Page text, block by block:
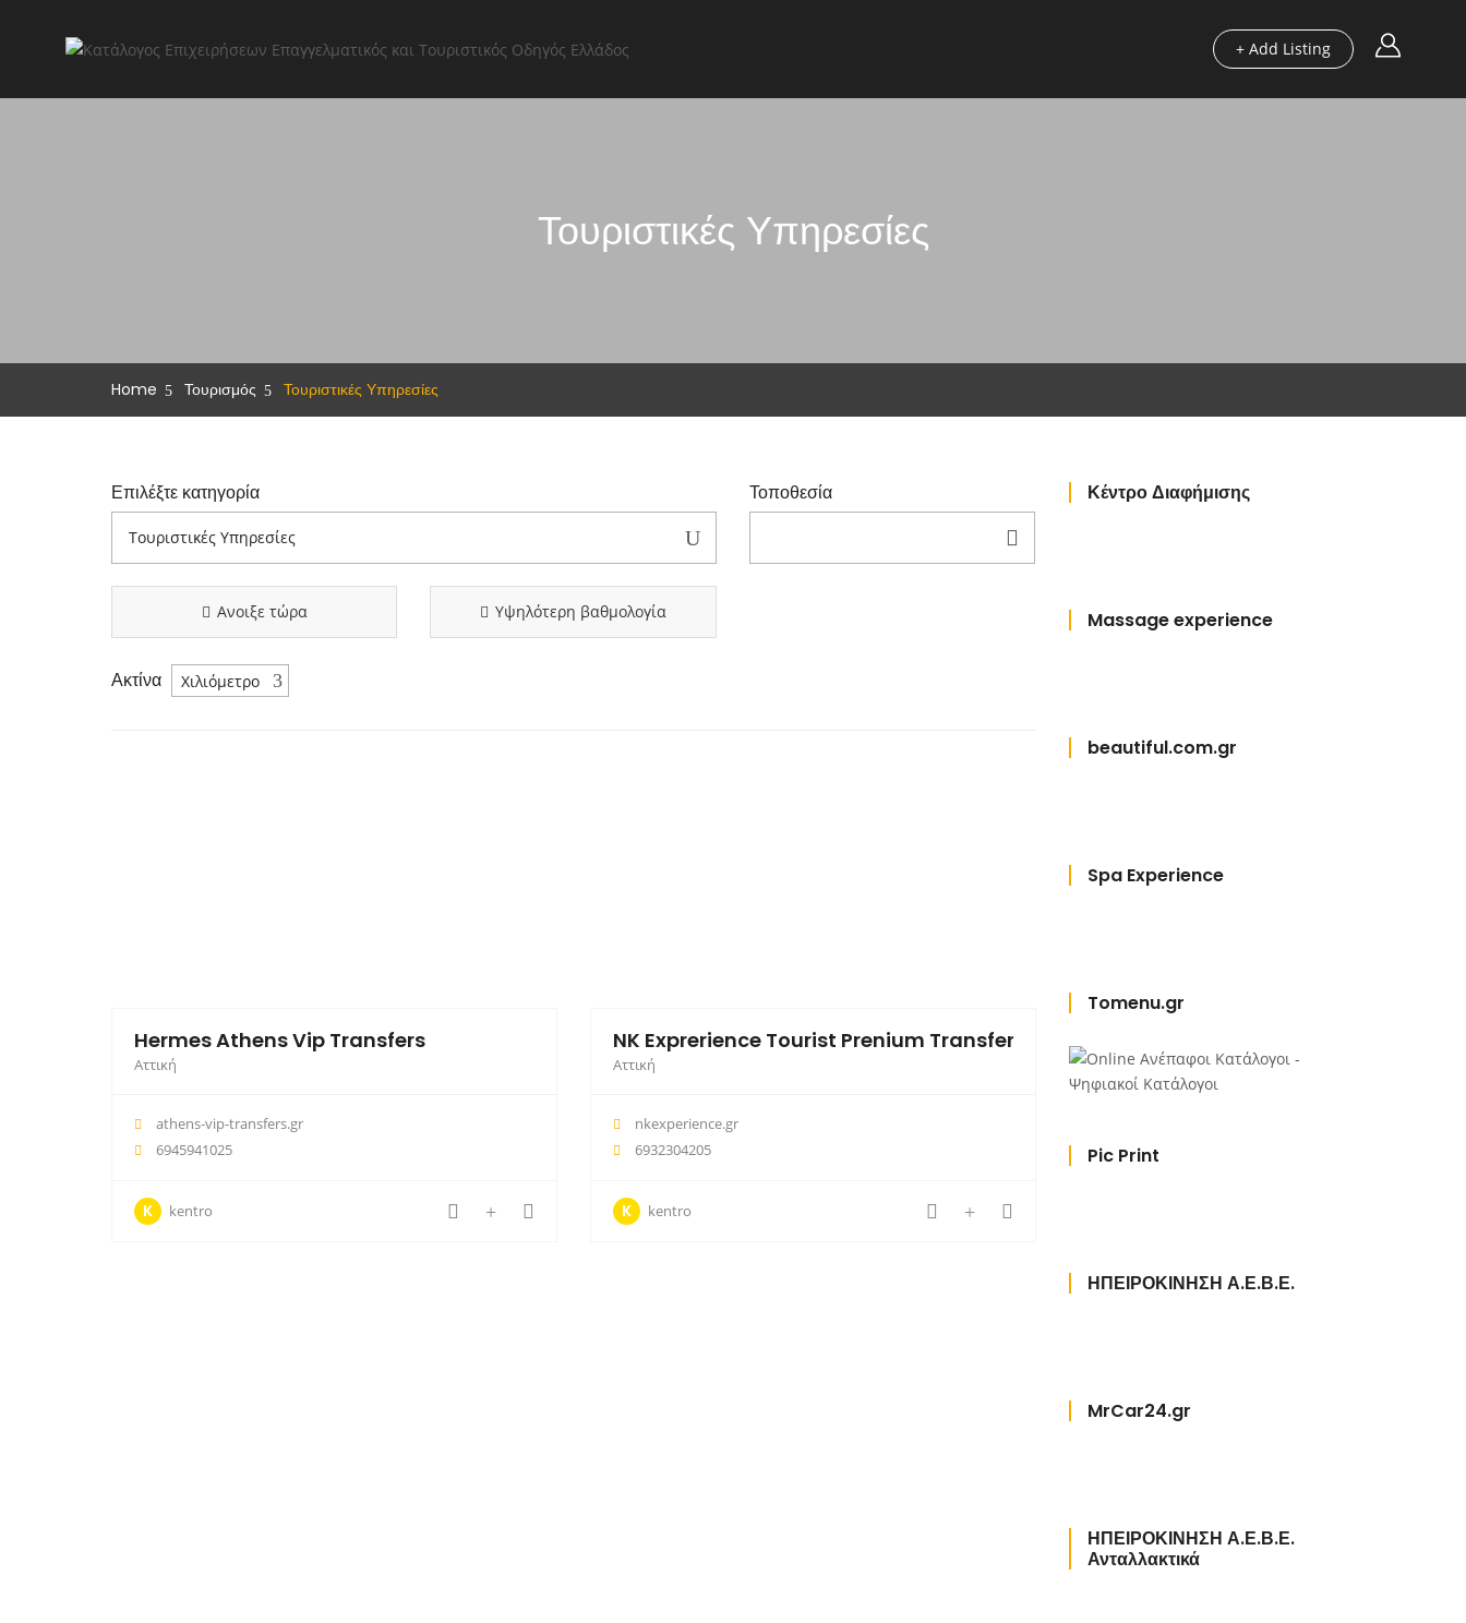
+ Add Listing
Τουριστικές Υπηρεσίες
Home Τουρισμός Τουριστικές Υπηρεσίες
Επιλέξτε κατηγορία Τοποθεσία
Ανοιξε τώρα Υψηλότερη βαθμολογία
Ακτίνα
Hermes Athens Vip Transfers
Αττική
athens-vip-transfers.gr
6945941025
K kentro
NK Exprerience Tourist Prenium Transfers & Tours
Αττική
nkexperience.gr
6932304205
K kentro
Κέντρο Διαφήμισης
Massage experience
beautiful.com.gr
Spa Experience
Tomenu.gr
Pic Print
ΗΠΕΙΡΟΚΙΝΗΣΗ Α.Ε.Β.Ε.
MrCar24.gr
ΗΠΕΙΡΟΚΙΝΗΣΗ Α.Ε.Β.Ε.
Ανταλλακτικά